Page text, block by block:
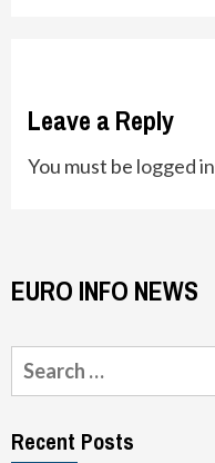
Leave a Reply
You must be logged in
EURO INFO NEWS
Search
for:
Recent Posts